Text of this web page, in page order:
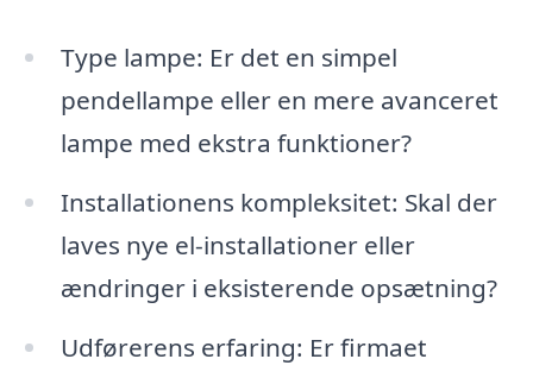
Type lampe: Er det en simpel
pendellampe eller en mere avanceret
lampe med ekstra funktioner?
Installationens kompleksitet: Skal der
laves nye el-installationer eller
ændringer i eksisterende opsætning?
Udførerens erfaring: Er firmaet